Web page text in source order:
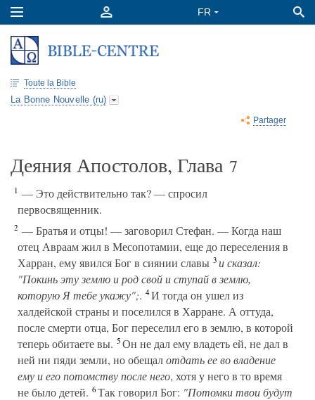
Toute la Bible
La Bonne Nouvelle (ru)
Partager
Деяния Апостолов, Глава 7
1 — Это действительно так? — спросил
первосвященник.
2 — Братья и отцы! — заговорил Стефан. — Когда наш
отец Авраам жил в Месопотамии, еще до переселения в
Харран, ему явился Бог в сиянии славы 3 и сказал:
"Покинь эту землю и род свой и ступай в землю,
которую Я тебе укажу";. 4И тогда он ушел из
халдейской страны и поселился в Харране. А оттуда,
после смерти отца, Бог переселил его в землю, в которой
теперь обитаете вы. 5Он не дал ему владеть ей, не дал в
ней ни пяди земли, но обещалотдать ее во владение
ему и его потомству после него, хотя у него в то время
не было детей. 6Так говорил Бог: "Потомки твои будут